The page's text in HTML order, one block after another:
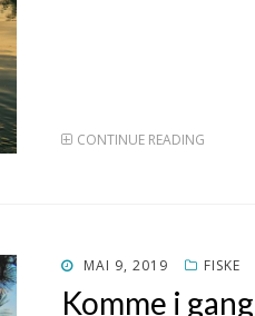
CONTINUE READING
POSTED
MAI 9, 2019 FISKE
Komme i